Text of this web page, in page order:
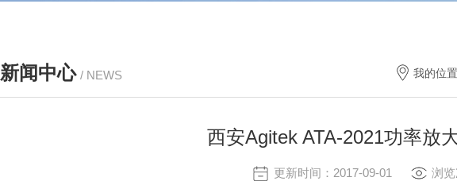
新闻中心 / NEWS 我的位置
西安Agitek ATA-2021功率放
更新时间：2017-09-01 浏